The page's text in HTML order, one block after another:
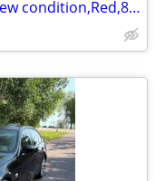
2018 Toyota Camry-Like new condition,Red,85k